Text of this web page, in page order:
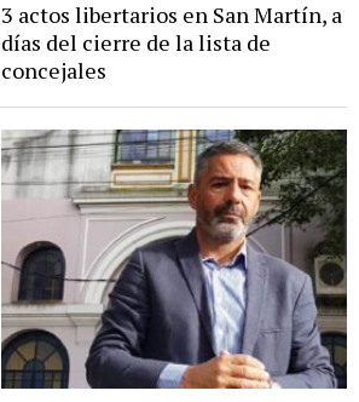
3 actos libertarios en San Martín, a
días del cierre de la lista de
concejales